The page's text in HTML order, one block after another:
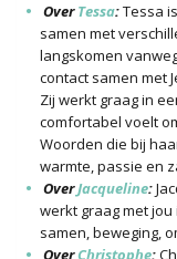
OverTessa:Tessa
samen met
langskomen
contact samen met
Zij werkt graag in
comfortabel voelt
Woorden die bij
warmte, passie en
OverJacqueline:
werkt graag met
samen, beweging,
OverChristophe: